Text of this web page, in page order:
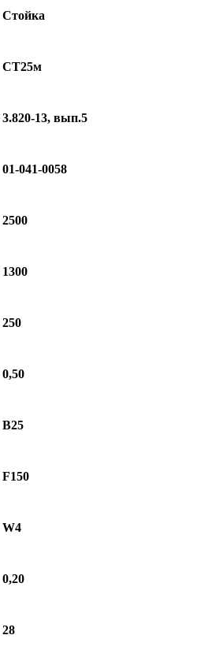
Стойка
СТ25м
3.820-13, вып.5
01-041-0058
2500
1300
250
0,50
B25
F150
W4
0,20
28